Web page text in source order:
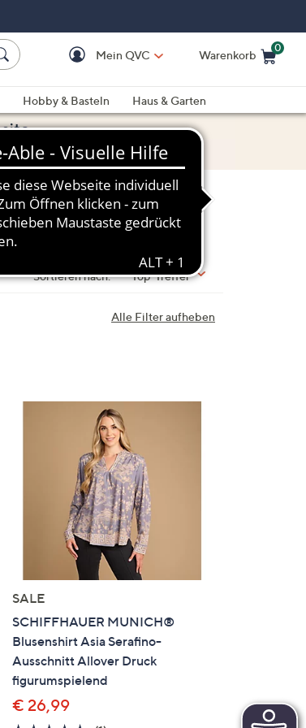
Mein QVC Warenkorb
0
Hobby & Basteln
Haus & Garten
Sortieren nach: Top-Treffer
Alle Filter aufheben
SALE
SCHIFFHAUER MUNICH®
Blusenshirt Asia Serafino-
Ausschnitt Allover Druck
figurumspielend
€ 26,99